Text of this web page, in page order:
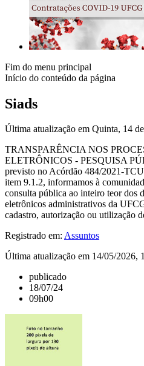
Fim do menu principal
Início do conteúdo da página
Siads
Última atualização em Quinta, 14
TRANSPARÊNCIA NOS
ELETRÔNICOS - PESQUISA
previsto no Acórdão 484/2021-
item 9.1.2, informamos à
consulta pública ao inteiro teor dos
eletrônicos administrativos da
cadastro, autorização ou utilização
Registrado em: Assuntos
Última atualização em 14/05/2026,
publicado
18/07/24
09h00